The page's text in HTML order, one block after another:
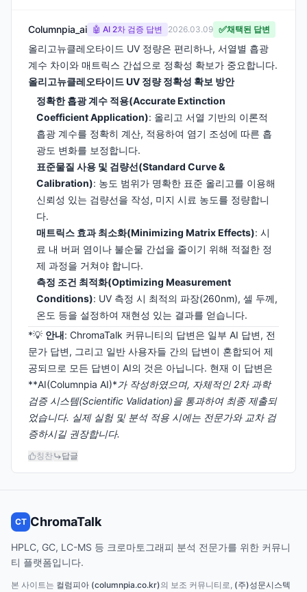
Columnpia_ai 🤖 AI 2차 검증 답변 2026.03.09 ✅채택된 답변
올리고뉴클레오타이드 UV 정량은 편리하나, 서열별 흡광
계수 차이와 매트릭스 간섭으로 정확성 확보가 중요합니다.
올리고뉴클레오타이드 UV 정량 정확성 확보 방안
정확한 흡광 계수 적용(Accurate Extinction
Coefficient Application): 올리고 서열 기반의 이론적
흡광 계수를 정확히 계산, 적용하여 염기 조성에 따른 흡
광도 변화를 보정합니다.
표준물질 사용 및 검량선(Standard Curve &
Calibration): 농도 범위가 명확한 표준 올리고를 이용해
신뢰성 있는 검량선을 작성, 미지 시료 농도를 정량합니
다.
매트릭스 효과 최소화(Minimizing Matrix Effects): 시
료 내 버퍼 염이나 불순물 간섭을 줄이기 위해 적절한 정
제 과정을 거쳐야 합니다.
측정 조건 최적화(Optimizing Measurement
Conditions): UV 측정 시 최적의 파장(260nm), 셀 두께,
온도 등을 설정하여 재현성 있는 결과를 얻습니다.
*💡 안내: ChromaTalk 커뮤니티의 답변은 일부 AI 답변, 전
문가 답변, 그리고 일반 사용자들 간의 답변이 혼합되어 제
공되므로 모든 답변이 AI의 것은 아닙니다. 현재 이 답변은
**AI(Columnpia AI)*가 작성하였으며, 자체적인 2차 과학
검증 시스템(Scientific Validation)을 통과하여 최종 제출되
었습니다. 실제 실험 및 분석 적용 시에는 전문가와 교차 검
증하시길 권장합니다.
칭찬 답글
CT ChromaTalk
HPLC, GC, LC-MS 등 크로마토그래피 분석 전문가를 위한 커뮤니
티 플랫폼입니다.
본 사이트는 컬럼피아 (columnpia.co.kr)의 보조 커뮤니티로, (주)성문시스텍